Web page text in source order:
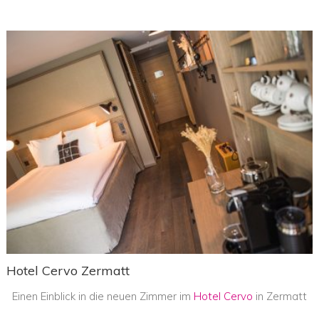
Hotel Cervo Zermatt
Einen Einblick in die neuen Zimmer im Hotel Cervo in Zermatt